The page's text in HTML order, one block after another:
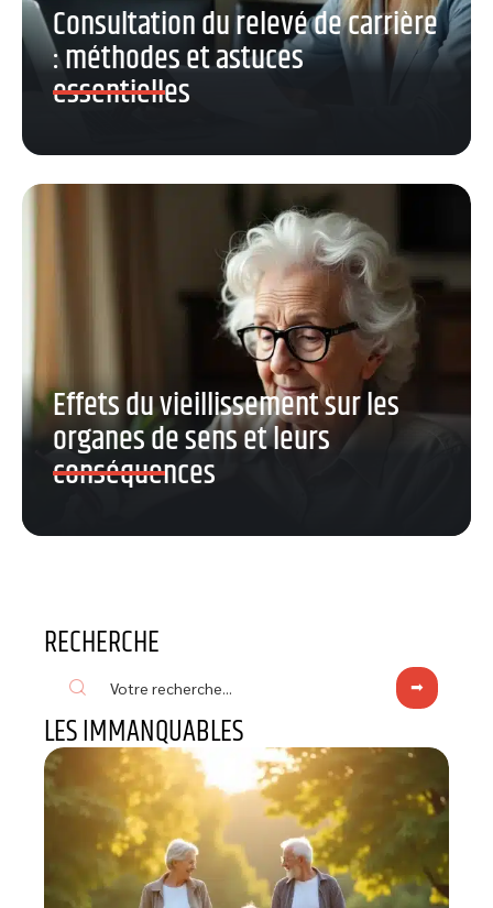
Consultation du relevé de carrière
: méthodes et astuces
essentielles
Effets du vieillissement sur les
organes de sens et leurs
conséquences
RECHERCHE
LES IMMANQUABLES